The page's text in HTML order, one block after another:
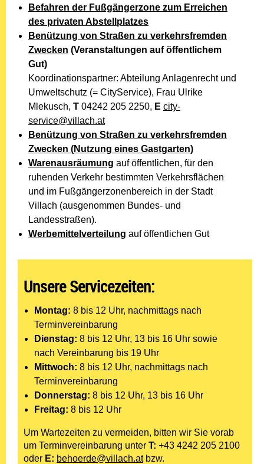
Befahren der Fußgängerzone zum Erreichen
des privaten Abstellplatzes
Benützung von Straßen zu verkehrsfremden
Zwecken (Veranstaltungen auf öffentlichem
Gut)
Koordinationspartner: Abteilung Anlagenrecht und
Umweltschutz (= CityService), Frau Ulrike
Mlekusch, T 04242 205 2250, E city-
service@villach.at
Benützung von Straßen zu verkehrsfremden
Zwecken (Nutzung eines Gastgarten)
Warenausräumung auf öffentlichen, für den
ruhenden Verkehr bestimmten Verkehrsflächen
und im Fußgängerzonenbereich in der Stadt
Villach (ausgenommen Bundes- und
Landesstraßen).
Werbemittelverteilung auf öffentlichen Gut
Unsere Servicezeiten:
Montag: 8 bis 12 Uhr, nachmittags nach
Terminvereinbarung
Dienstag: 8 bis 12 Uhr, 13 bis 16 Uhr sowie
nach Vereinbarung bis 19 Uhr
Mittwoch: 8 bis 12 Uhr, nachmittags nach
Terminvereinbarung
Donnerstag: 8 bis 12 Uhr, 13 bis 16 Uhr
Freitag: 8 bis 12 Uhr
Um Wartezeiten zu vermeiden, bitten wir Sie vorab
um Terminvereinbarung unter T: +43 4242 205 2100
oder E: behoerde@villach.atbzw.